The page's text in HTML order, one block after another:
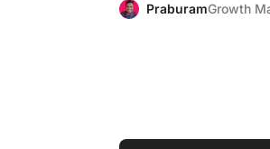
PraburamGrowth